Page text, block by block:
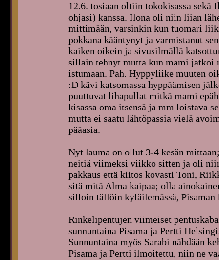
12.6. tosiaan oltiin tokokisassa sekä
ohjasi) kanssa. Ilona oli niin liian
mittimään, varsinkin kun tuomari
pokkana kääntynyt ja varmistanut
kaiken oikein ja sivusilmällä
sillain tehnyt mutta kun mami jatkoi
istumaan. Pah. Hyppyliike muuten
:D kävi katsomassa hyppäämisen
puuttuvat lihapullat mitkä mami
kisassa oma itsensä ja mm loistava
mutta ei saatu lähtöpassia vielä
pääasia.
Nyt lauma on ollut 3-4 kesän
neitiä viimeksi viikko sitten ja oli
pakkaus että kiitos kovasti Toni,
sitä mitä Alma kaipaa; olla
silloin tällöin kyläilemässä, Pisaman
Rinkelipentujen viimeiset
sunnuntaina Pisama ja Pertti
Sunnuntaina myös Sarabi nähdään
Pisama ja Pertti ilmoitettu, niin ne